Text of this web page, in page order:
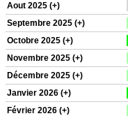
Aout 2025 (+)
Septembre 2025 (+)
Octobre 2025 (+)
Novembre 2025 (+)
Décembre 2025 (+)
Janvier 2026 (+)
Février 2026 (+)